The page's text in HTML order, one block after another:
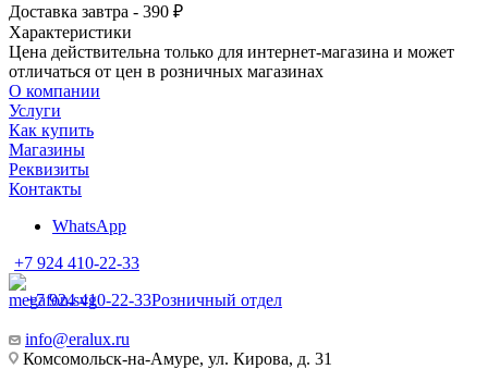
Доставка завтра - 390 ₽
Характеристики
Цена действительна только для интернет-магазина и может
отличаться от цен в розничных магазинах
О компании
Услуги
Как купить
Магазины
Реквизиты
Контакты
WhatsApp
+7 924 410-22-33
+7 924 410-22-33Розничный отдел
info@eralux.ru
Комсомольск-на-Амуре, ул. Кирова, д. 31